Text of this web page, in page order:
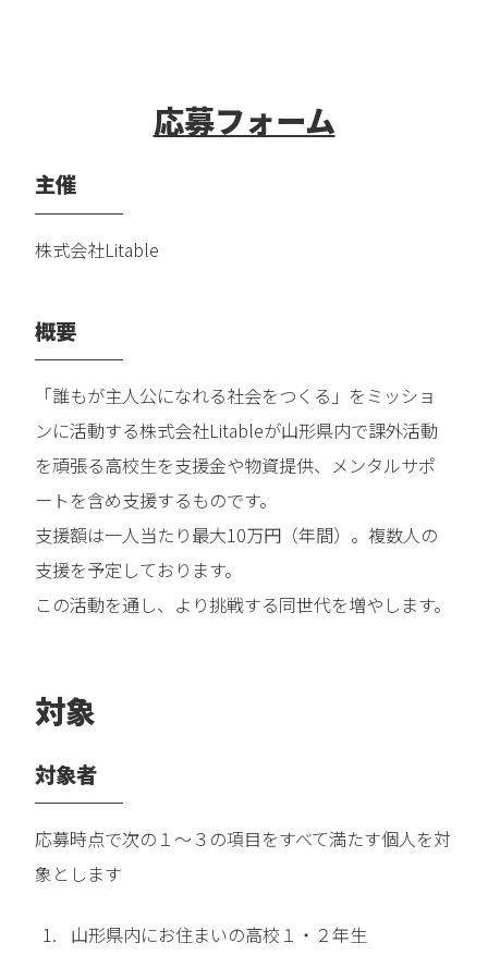
応募フォーム
主催
株式会社Litable
概要
「誰もが主人公になれる社会をつくる」をミッショ
ンに活動する株式会社Litableが山形県内で課外活動
を頑張る高校生を支援金や物資提供、メンタルサポ
ートを含め支援するものです。
支援額は一人当たり最大10万円（年間）。複数人の
支援を予定しております。
この活動を通し、より挑戦する同世代を増やします。
対象
対象者
応募時点で次の１～３の項目をすべて満たす個人を対
象とします
山形県内にお住まいの高校１・２年生